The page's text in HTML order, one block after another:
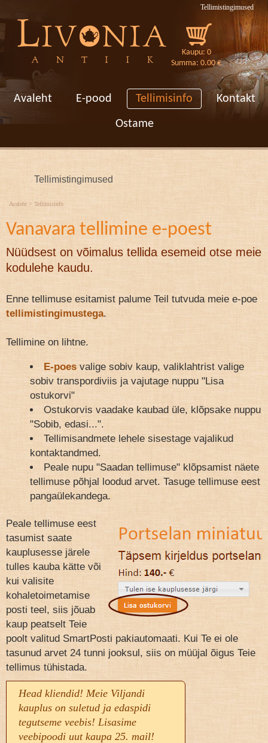
Tellimistingimused
[VAR:loren]
Kaupu: 0
Summa: 0.00 €
Avaleht E-pood Tellimisinfo Kontakt
Ostame
Tellimistingimused
Avaleht > Tellimisinfo
Vanavara tellimine e-poest
Nüüdsest on võimalus tellida esemeid otse meie
kodulehe kaudu.
Enne tellimuse esitamist palume Teil tutvuda meie e-poe
tellimistingimustega.
Tellimine on lihtne.
E-poes valige sobiv kaup, valiklahtrist valige
sobiv transpordiviis ja vajutage nuppu "Lisa
ostukorvi"
Ostukorvis vaadake kaubad üle, klõpsake nuppu
"Sobib, edasi...".
Tellimisandmete lehele sisestage vajalikud
kontaktandmed.
Peale nupu "Saadan tellimuse" klõpsamist näete
tellimuse põhjal loodud arvet. Tasuge tellimuse eest
pangaülekandega.
Peale tellimuse eest
tasumist saate
kauplusesse järele
tulles kauba kätte või
kui valisite
kohaletoimetamise
posti teel, siis jõuab
kaup peatselt Teie
poolt valitud SmartPosti pakiautomaati. Kui Te ei ole
tasunud arvet 24 tunni jooksul, siis on müüjal õigus Teie
tellimus tühistada.
Head kliendid! Meie Viljandi
kauplus on suletud ja edaspidi
tegutseme veebis! Lisasime
veebipoodi uut kaupa 25. mail!